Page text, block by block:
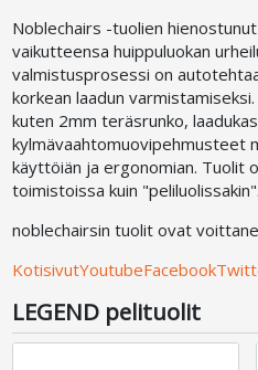
Noblechairs -tuolien
vaikutteensa huippuluokan
valmistusprosessi on
korkean laadun
kuten 2mm teräsrunko,
kylmävaahtomuovipehmusteet
käyttöiän ja ergonomian. Tuolit
toimistoissa kuin "peliluolissakin".
noblechairsin tuolit ovat
KotisivutYoutubeFacebook
LEGEND pelituolit